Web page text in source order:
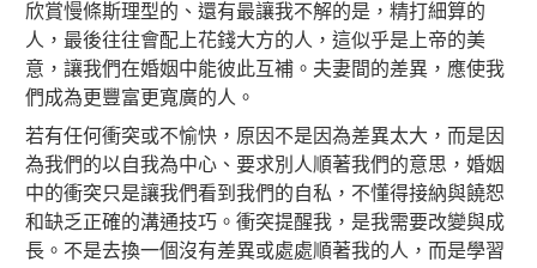
欣賞慢條斯理型的、還有最讓我不解的是，精打細算的
人，最後往往會配上花錢大方的人，這似乎是上帝的美
意，讓我們在婚姻中能彼此互補。夫妻間的差異，應使我
們成為更豐富更寬廣的人。
若有任何衝突或不愉快，原因不是因為差異太大，而是因
為我們的以自我為中心、要求別人順著我們的意思，婚姻
中的衝突只是讓我們看到我們的自私，不懂得接納與饒恕
和缺乏正確的溝通技巧。衝突提醒我，是我需要改變與成
長。不是去換一個沒有差異或處處順著我的人，而是學習